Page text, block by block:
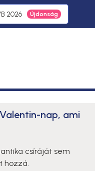
2026
nap, ami
csíráját sem
hozzá.